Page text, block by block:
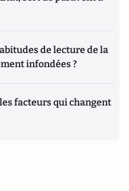
de lecture de la
infondées ?
facteurs qui changent